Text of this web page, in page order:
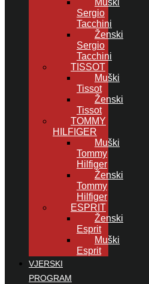
Muški
Sergio
Tacchini
Ženski
Sergio
Tacchini
TISSOT
Muški
Tissot
Ženski
Tissot
TOMMY
HILFIGER
Muški
Tommy
Hilfiger
Ženski
Tommy
Hilfiger
ESPRIT
Ženski
Esprit
Muški
Esprit
VJERSKI
PROGRAM